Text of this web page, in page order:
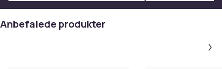
Anbefalede produkter